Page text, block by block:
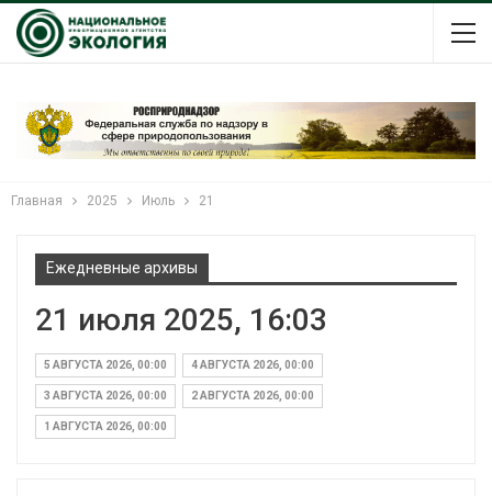
Главная 2025 Июль 21
Ежедневные архивы
21 июля 2025, 16:03
5 АВГУСТА 2026, 00:00 4 АВГУСТА 2026, 00:00
3 АВГУСТА 2026, 00:00 2 АВГУСТА 2026, 00:00
1 АВГУСТА 2026, 00:00